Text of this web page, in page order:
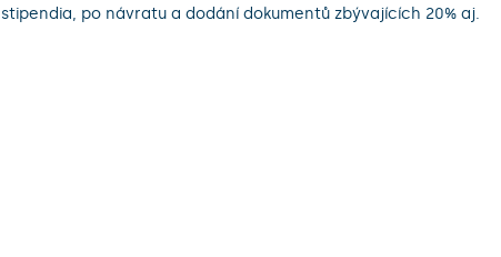
stipendia, po návratu a dodání dokumentů zbývajících 20% aj.